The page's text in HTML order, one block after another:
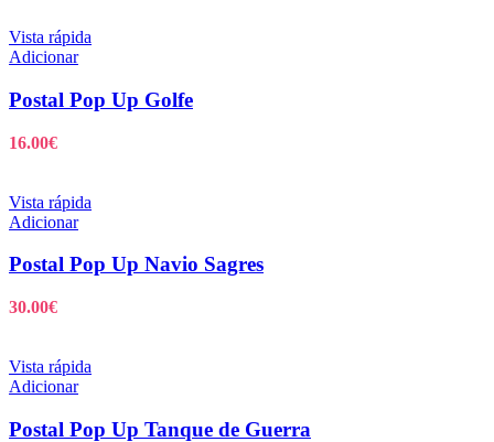
Vista rápida
Adicionar
Postal Pop Up Golfe
16.00€
Vista rápida
Adicionar
Postal Pop Up Navio Sagres
30.00€
Vista rápida
Adicionar
Postal Pop Up Tanque de Guerra